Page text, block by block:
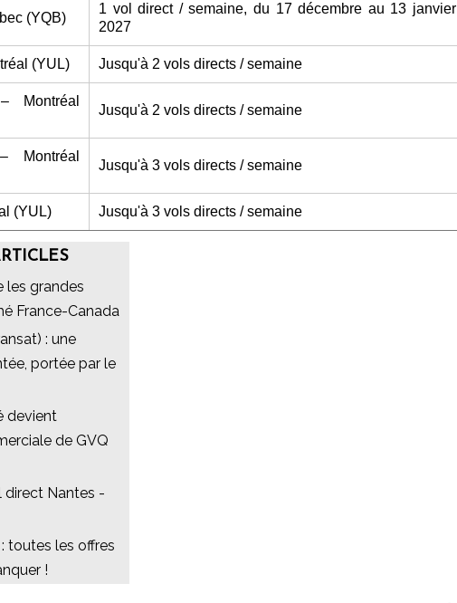
(YQB)
1 vol direct / semaine, du 17 décembre au 13 janvier
2027
(YUL) Jusqu'à 2 vols directs / semaine
Montréal
Jusqu'à 2 vols directs / semaine
Montréal
Jusqu'à 3 vols directs / semaine
(YUL) Jusqu'à 3 vols directs / semaine
les grandes
France-Canada
: une
portée par le
devient
de GVQ
direct Nantes -
toutes les offres
!